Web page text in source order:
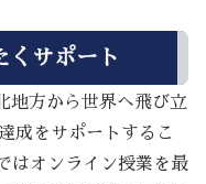
くサポート
地方から世界へ飛び立
成をサポートするこ
はオンライン授業を最